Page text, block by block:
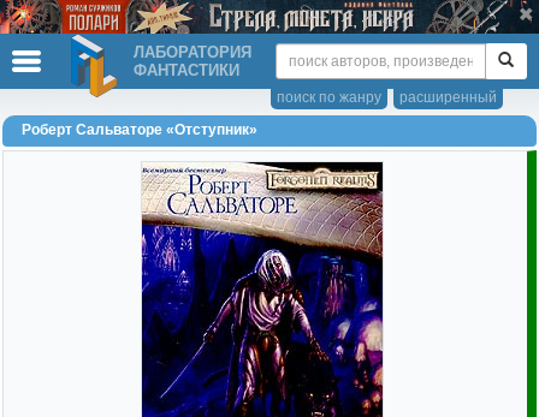
ЛАБОРАТОРИЯ
ФАНТАСТИКИ
расширенный
поиск по жанру
Роберт Сальваторе «Отступник»